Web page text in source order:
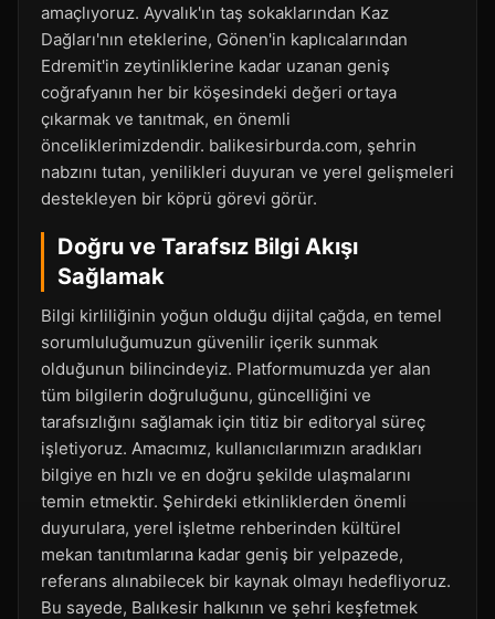
amaçlıyoruz. Ayvalık'ın taş sokaklarından Kaz
Dağları'nın eteklerine, Gönen'in kaplıcalarından
Edremit'in zeytinliklerine kadar uzanan geniş
coğrafyanın her bir köşesindeki değeri ortaya
çıkarmak ve tanıtmak, en önemli
önceliklerimizdendir. balikesirburda.com, şehrin
nabzını tutan, yenilikleri duyuran ve yerel gelişmeleri
destekleyen bir köprü görevi görür.
Doğru ve Tarafsız Bilgi Akışı
Sağlamak
Bilgi kirliliğinin yoğun olduğu dijital çağda, en temel
sorumluluğumuzun güvenilir içerik sunmak
olduğunun bilincindeyiz. Platformumuzda yer alan
tüm bilgilerin doğruluğunu, güncelliğini ve
tarafsızlığını sağlamak için titiz bir editoryal süreç
işletiyoruz. Amacımız, kullanıcılarımızın aradıkları
bilgiye en hızlı ve en doğru şekilde ulaşmalarını
temin etmektir. Şehirdeki etkinliklerden önemli
duyurulara, yerel işletme rehberinden kültürel
mekan tanıtımlarına kadar geniş bir yelpazede,
referans alınabilecek bir kaynak olmayı hedefliyoruz.
Bu sayede, Balıkesir halkının ve şehri keşfetmek